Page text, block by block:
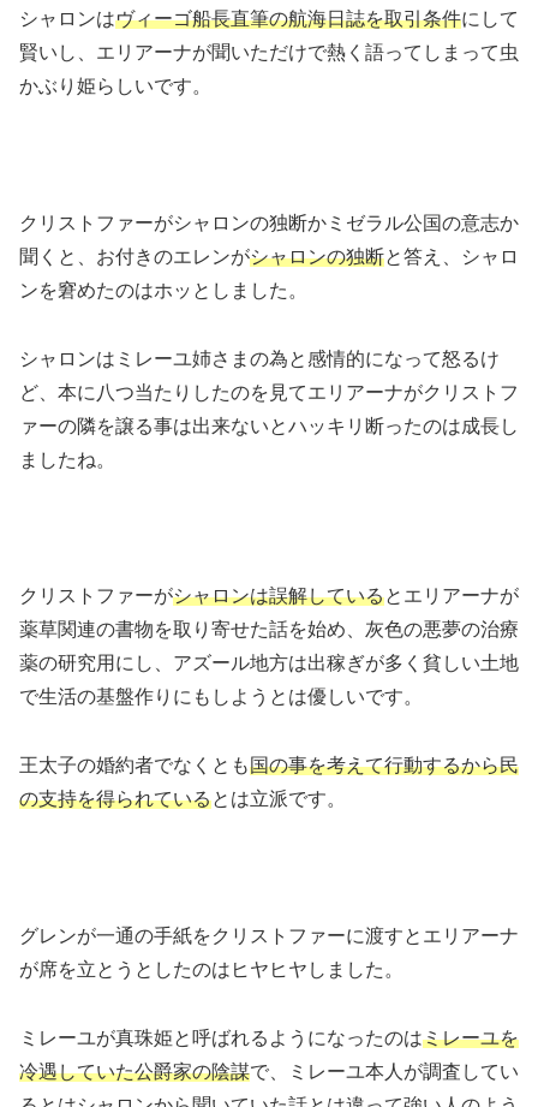
シャロンはヴィーゴ船長直筆の航海日誌を取引条件にして
賢いし、エリアーナが聞いただけで熱く語ってしまって虫
かぶり姫らしいです。
クリストファーがシャロンの独断かミゼラル公国の意志か
聞くと、お付きのエレンがシャロンの独断と答え、シャロ
ンを窘めたのはホッとしました。
シャロンはミレーユ姉さまの為と感情的になって怒るけ
ど、本に八つ当たりしたのを見てエリアーナがクリストフ
ァーの隣を譲る事は出来ないとハッキリ断ったのは成長し
ましたね。
クリストファーがシャロンは誤解しているとエリアーナが
薬草関連の書物を取り寄せた話を始め、灰色の悪夢の治療
薬の研究用にし、アズール地方は出稼ぎが多く貧しい土地
で生活の基盤作りにもしようとは優しいです。
王太子の婚約者でなくとも国の事を考えて行動するから民
の支持を得られているとは立派です。
グレンが一通の手紙をクリストファーに渡すとエリアーナ
が席を立とうとしたのはヒヤヒヤしました。
ミレーユが真珠姫と呼ばれるようになったのはミレーユを
冷遇していた公爵家の陰謀で、ミレーユ本人が調査してい